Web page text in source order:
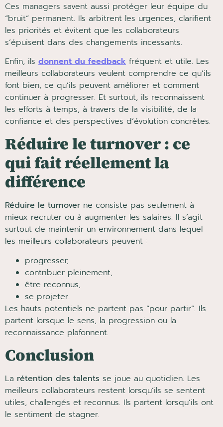
Ces managers savent aussi protéger leur équipe du
“bruit” permanent. Ils arbitrent les urgences, clarifient
les priorités et évitent que les collaborateurs
s’épuisent dans des changements incessants.
Enfin, ils donnent du feedback fréquent et utile. Les
meilleurs collaborateurs veulent comprendre ce qu’ils
font bien, ce qu’ils peuvent améliorer et comment
continuer à progresser. Et surtout, ils reconnaissent
les efforts à temps, à travers de la visibilité, de la
confiance et des perspectives d’évolution concrètes.
Réduire le turnover : ce
qui fait réellement la
différence
Réduire le turnover ne consiste pas seulement à
mieux recruter ou à augmenter les salaires. Il s’agit
surtout de maintenir un environnement dans lequel
les meilleurs collaborateurs peuvent :
progresser,
contribuer pleinement,
être reconnus,
se projeter.
Les hauts potentiels ne partent pas “pour partir”. Ils
partent lorsque le sens, la progression ou la
reconnaissance plafonnent.
Conclusion
La rétention des talents se joue au quotidien. Les
meilleurs collaborateurs restent lorsqu’ils se sentent
utiles, challengés et reconnus. Ils partent lorsqu’ils ont
le sentiment de stagner.